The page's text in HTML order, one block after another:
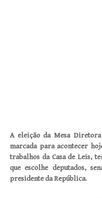
A eleição da Mesa
marcada para acontecer
trabalhos da Casa de Leis,
que escolhe deputados,
presidente da República.